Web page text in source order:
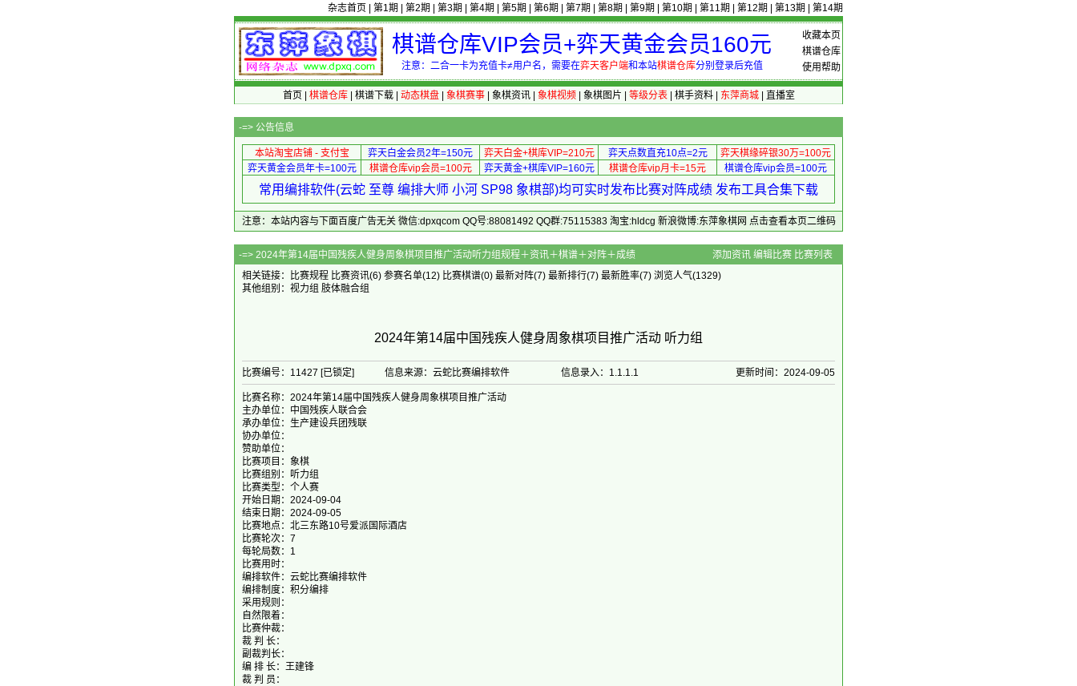
杂志首页 第1期 第2期 第3期 第4期 第5期 第6期 第7期 第8期 第9期 第10期 第11期 第12期 第13期 第14期
收藏本页
棋谱仓库
使用帮助
棋谱仓库VIP会员+弈天黄金会员160元
注意：二合一卡为充值卡≠用户名，需要在弈天客户端和本站棋谱仓库分别登录后充值
首页 棋谱仓库| 棋谱下载| 动态棋盘| 象棋赛事| 象棋资讯| 象棋视频 象棋图片 等级分表| 棋手资料| 东萍商城| 直播室
-=> 公告信息
本站淘宝店铺 - 支付宝 弈天白金会员2年=150元 弈天白金+棋库VIP=210元 弈天点数直充10点=2元
弈天棋缘碎银30万=100元
弈天黄金会员年卡=100元
棋谱仓库vip会员=100元 弈天黄金+棋库VIP=160元 棋谱仓库vip月卡=15元 棋谱仓库vip会员=100元
常用编排软件(云蛇 至尊 编排大师 小河 SP98 象棋部)均可实时发布比赛对阵成绩 发布工具合集下载
注意：本站内容与下面百度广告无关 微信:dpxqcom QQ号:88081492 QQ群:75115383 淘宝:hldcg 新浪微博:东萍象棋网 点击查看本页二维码
-=> 2024年第14届中国残疾人健身周象棋项目推广活动听力组规程＋资讯＋棋谱＋对阵＋成绩 添加资讯 编辑比赛 比赛列表
相关链接：
比赛规程 比赛资讯(6) 参赛名单(12) 比赛棋谱(0) 最新对阵(7) 最新排行(7) 最新胜率(7) 浏览人气(1329)
其他组别： 视力组 肢体融合组
2024年第14届中国残疾人健身周象棋项目推广活动 听力组
比赛编号：11427 [已锁定] 信息来源：云蛇比赛编排软件 信息录入：1.1.1.1 更新时间：2024-09-05
比赛名称：2024年第14届中国残疾人健身周象棋项目推广活动
主办单位：中国残疾人联合会
承办单位：生产建设兵团残联
协办单位：
赞助单位：
比赛项目：象棋
比赛组别：听力组
比赛类型：个人赛
开始日期：2024-09-04
结束日期：2024-09-05
比赛地点：北三东路10号爱派国际酒店
比赛轮次：7
每轮局数：1
比赛用时：
编排软件：云蛇比赛编排软件
编排制度：积分编排
采用规则：
自然限着：
比赛仲裁：
裁 判 长：
副裁判长：
编 排 长：王建锋
裁 判 员：